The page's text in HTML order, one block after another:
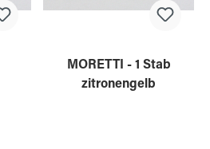
MORETTI - 1 Stab
zitronengelb